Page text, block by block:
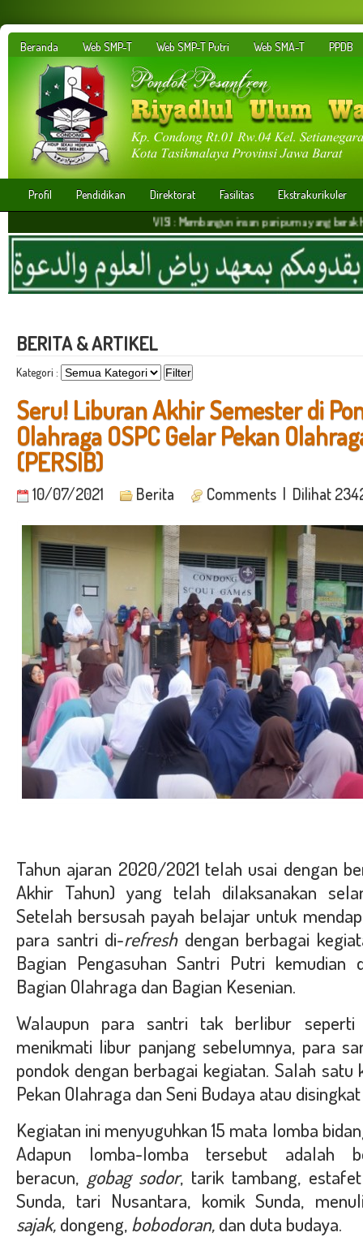
Beranda Web SMP-T Web SMP-T Putri Web SMA-T PPDB
Profil Pendidikan Direktorat Fasilitas
Ekstrakurikuler
VISI : Membangun insan paripurna yang berakhlakul
BERITA & ARTIKEL
Kategori :
Seru! Liburan Akhir Semester di
Olahraga OSPC Gelar Pekan
(PERSIB)
10/07/2021 Berita Comments | Dilihat
Tahun ajaran 2020/2021 telah usai dengan
Akhir Tahun) yang telah dilaksanakan
Setelah bersusah payah belajar untuk
para santri di-refresh dengan berbagai
Bagian Pengasuhan Santri Putri kemudian
Bagian Olahraga dan Bagian Kesenian.
Walaupun para santri tak berlibur seperti
menikmati libur panjang sebelumnya, para
pondok dengan berbagai kegiatan. Salah
Pekan Olahraga dan Seni Budaya atau
Kegiatan ini menyuguhkan 15 mata lomba
Adapun lomba-lomba tersebut adalah
beracun, gobag sodor, tarik tambang,
Sunda, tari Nusantara, komik Sunda,
sajak, dongeng, bobodoran, dan duta budaya.